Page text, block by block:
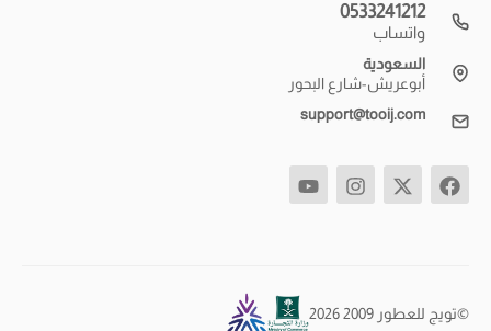
0533241212
واتساب
السعودية
أبوعريش-شارع البحور
support@tooij.com
©تويج للعطور 2009 2026